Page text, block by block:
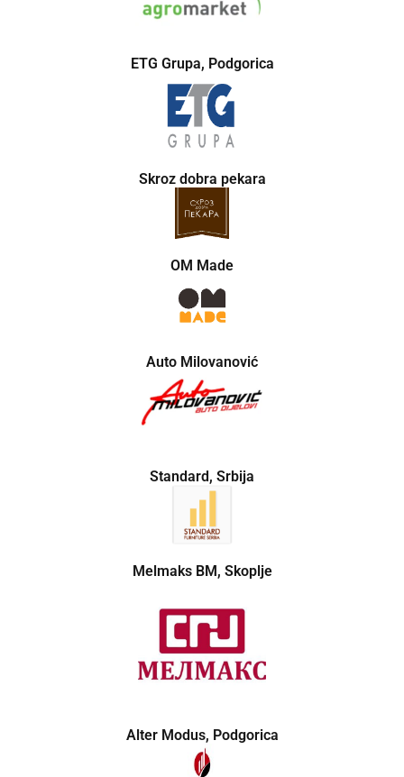
ETG Grupa, Podgorica
Skroz dobra pekara
OM Made
Auto Milovanović
Standard, Srbija
Melmaks BM, Skoplje
Alter Modus, Podgorica